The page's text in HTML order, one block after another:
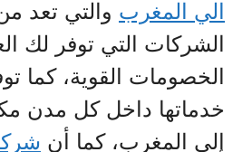
الي المغرب والتي تعد
الشركات التي توفر لك
الخصومات القوية، كما
خدماتها داخل كل مدن
إلى المغرب، كما أن